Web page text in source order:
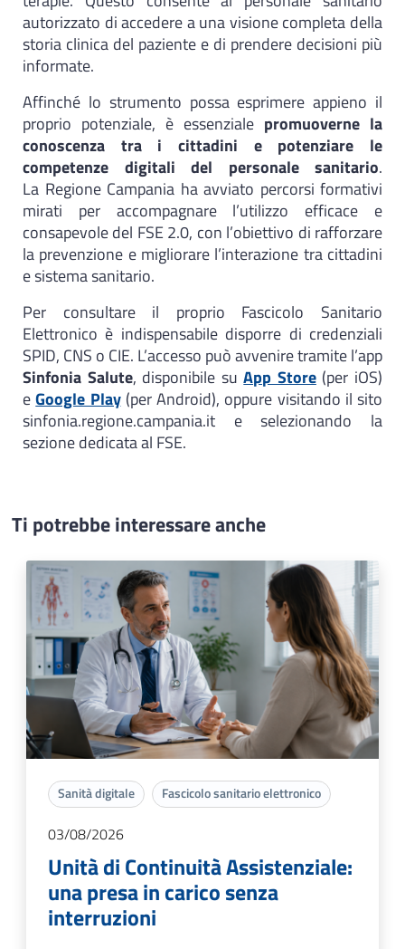
autorizzato di accedere a una visione completa della
storia clinica del paziente e di prendere decisioni più
informate.
Affinché lo strumento possa esprimere appieno il
proprio potenziale, è essenziale promuoverne la
conoscenza tra i cittadini e potenziare le
competenze digitali del personale sanitario.
La Regione Campania ha avviato percorsi formativi
mirati per accompagnare l’utilizzo efficace e
consapevole del FSE 2.0, con l’obiettivo di rafforzare
la prevenzione e migliorare l’interazione tra cittadini
e sistema sanitario.
Per consultare il proprio Fascicolo Sanitario
Elettronico è indispensabile disporre di credenziali
SPID, CNS o CIE. L’accesso può avvenire tramite l’app
Sinfonia Salute, disponibile suApp Store(per iOS)
eGoogle Play(per Android), oppure visitando il sito
sinfonia.regione.campania.it e selezionando la
sezione dedicata al FSE.
Ti potrebbe interessare anche
Sanità digitale Fascicolo sanitario elettronico
03/08/2026
Unità di Continuità Assistenziale:
una presa in carico senza
interruzioni